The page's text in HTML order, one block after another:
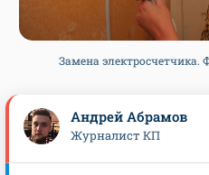
Замена электросчетчика.
Андрей Абрамов
Журналист КП